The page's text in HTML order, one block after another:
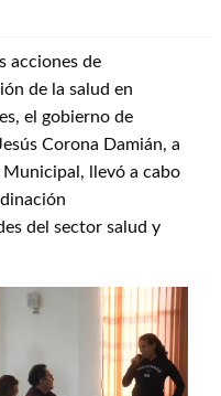
acciones de
de la salud en
el gobierno de
Corona Damián, a
llevó a cabo
del sector salud y